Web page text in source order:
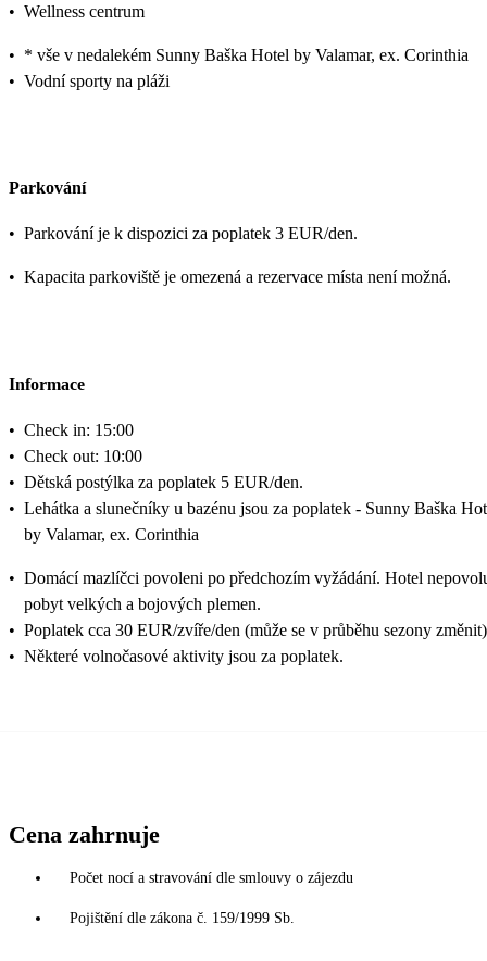
• Wellness centrum
• * vše v nedalekém Sunny Baška Hotel by Valamar, ex. Corinthia
• Vodní sporty na pláži
Parkování
• Parkování je k dispozici za poplatek 3 EUR/den.
• Kapacita parkoviště je omezená a rezervace místa není možná.
Informace
• Check in: 15:00
• Check out: 10:00
• Dětská postýlka za poplatek 5 EUR/den.
• Lehátka a slunečníky u bazénu jsou za poplatek - Sunny Baška
by Valamar, ex. Corinthia
• Domácí mazlíčci povoleni po předchozím vyžádání. Hotel
pobyt velkých a bojových plemen.
• Poplatek cca 30 EUR/zvíře/den (může se v průběhu sezony změnit)
• Některé volnočasové aktivity jsou za poplatek.
Cena zahrnuje
Počet nocí a stravování dle smlouvy o zájezdu
Pojištění dle zákona č. 159/1999 Sb.